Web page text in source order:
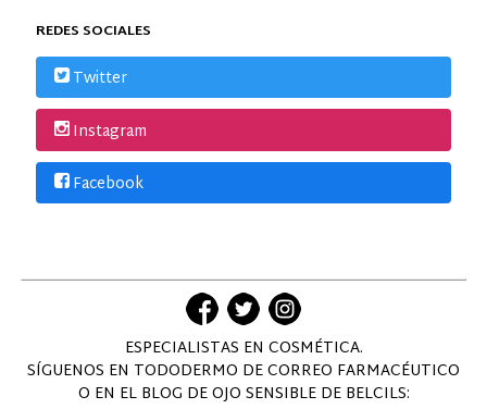
REDES SOCIALES
Twitter
Instagram
Facebook
ESPECIALISTAS EN COSMÉTICA.
SÍGUENOS EN TODODERMO DE CORREO FARMACÉUTICO
O EN EL BLOG DE OJO SENSIBLE DE BELCILS: